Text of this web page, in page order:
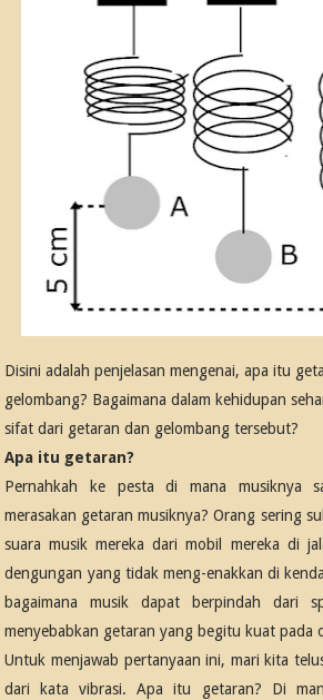
Disini adalah penjelasan mengenai, apa itu
gelombang? Bagaimana dalam kehidupan
sifat dari getaran dan gelombang tersebut?
Apa itu getaran?
Pernahkah ke pesta di mana musiknya
merasakan getaran musiknya? Orang sering
suara musik mereka dari mobil mereka di
dengungan yang tidak meng-enakkan di
bagaimana musik dapat berpindah dari
menyebabkan getaran yang begitu kuat pada
Untuk menjawab pertanyaan ini, mari kita
dari kata vibrasi. Apa itu getaran? Di